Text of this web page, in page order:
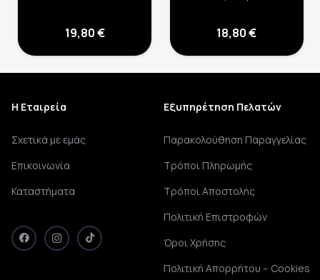
19,80€ 18,80€
Η Εταιρεία
Σχετικά με εμάς
Επικοινωνία
Καταστήματα
Εξυπηρέτηση Πελατών
Παρακολούθηση Παραγγελίας
Τρόποι Πληρωμής
Τρόποι Αποστολής
Πολιτική Επιστροφών
Όροι Χρήσης
Πολιτική Απορρήτου – Cookies